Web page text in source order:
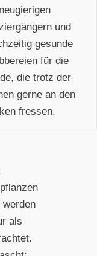
und
gesunde
für die
die trotz der
gerne an den
fressen.
werden
als